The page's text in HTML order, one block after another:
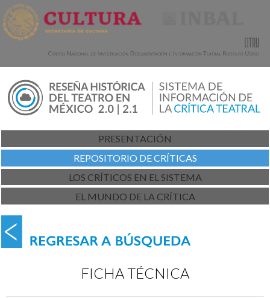
PRESENTACIÓN
REPOSITORIO DE CRÍTICAS
LOS CRÍTICOS EN EL SISTEMA
EL MUNDO DE LA CRÍTICA
FICHA TÉCNICA